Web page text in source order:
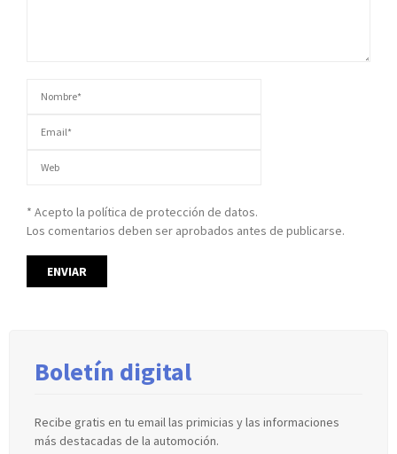
* Acepto la política de protección de datos.
Los comentarios deben ser aprobados antes de publicarse.
Boletín digital
Recibe gratis en tu email las primicias y las informaciones
más destacadas de la automoción.